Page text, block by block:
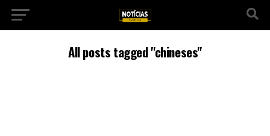
All posts tagged "chineses"